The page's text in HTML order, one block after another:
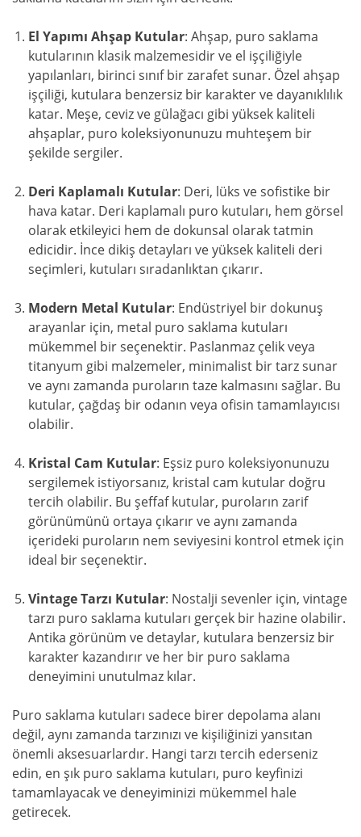
El Yapımı Ahşap Kutular: Ahşap, puro saklama
kutularının klasik malzemesidir ve el işçiliğiyle
yapılanları, birinci sınıf bir zarafet sunar. Özel ahşap
işçiliği, kutulara benzersiz bir karakter ve dayanıklılık
katar. Meşe, ceviz ve gülağacı gibi yüksek kaliteli
ahşaplar, puro koleksiyonunuzu muhteşem bir
şekilde sergiler.
Deri Kaplamalı Kutular: Deri, lüks ve sofistike bir
hava katar. Deri kaplamalı puro kutuları, hem görsel
olarak etkileyici hem de dokunsal olarak tatmin
edicidir. İnce dikiş detayları ve yüksek kaliteli deri
seçimleri, kutuları sıradanlıktan çıkarır.
Modern Metal Kutular: Endüstriyel bir dokunuş
arayanlar için, metal puro saklama kutuları
mükemmel bir seçenektir. Paslanmaz çelik veya
titanyum gibi malzemeler, minimalist bir tarz sunar
ve aynı zamanda puroların taze kalmasını sağlar. Bu
kutular, çağdaş bir odanın veya ofisin tamamlayıcısı
olabilir.
Kristal Cam Kutular: Eşsiz puro koleksiyonunuzu
sergilemek istiyorsanız, kristal cam kutular doğru
tercih olabilir. Bu şeffaf kutular, puroların zarif
görünümünü ortaya çıkarır ve aynı zamanda
içerideki puroların nem seviyesini kontrol etmek için
ideal bir seçenektir.
Vintage Tarzı Kutular: Nostalji sevenler için, vintage
tarzı puro saklama kutuları gerçek bir hazine olabilir.
Antika görünüm ve detaylar, kutulara benzersiz bir
karakter kazandırır ve her bir puro saklama
deneyimini unutulmaz kılar.
Puro saklama kutuları sadece birer depolama alanı
değil, aynı zamanda tarzınızı ve kişiliğinizi yansıtan
önemli aksesuarlardır. Hangi tarzı tercih ederseniz
edin, en şık puro saklama kutuları, puro keyfinizi
tamamlayacak ve deneyiminizi mükemmel hale
getirecek.